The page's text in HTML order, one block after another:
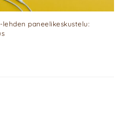
paneelikeskustelu: